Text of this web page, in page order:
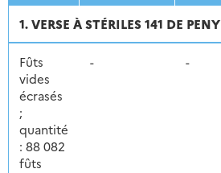
1. VERSE À STÉRILES 141 DE PENY
Fûts
vides
écrasés
;
quantité
: 88 082
fûts
- -